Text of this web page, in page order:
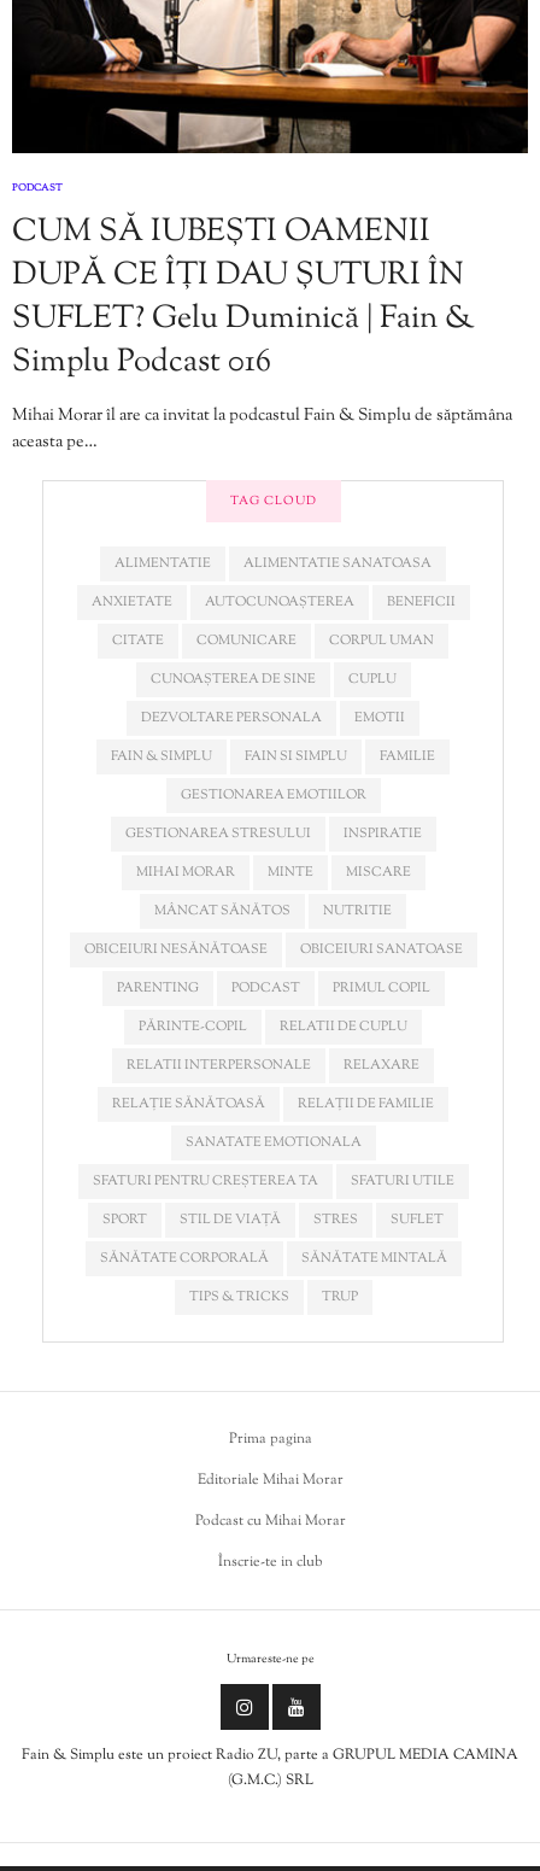
PODCAST
CUM SĂ IUBEȘTI OAMENII
DUPĂ CE ÎȚI DAU ȘUTURI ÎN
SUFLET? Gelu Duminică | Fain &
Simplu Podcast 016
Mihai Morar îl are ca invitat la podcastul Fain & Simplu de săptămâna
aceasta pe…
TAG CLOUD
ALIMENTATIE
ALIMENTATIE SANATOASA
ANXIETATE
AUTOCUNOAȘTEREA
BENEFICII
CITATE
COMUNICARE
CORPUL UMAN
CUNOAȘTEREA DE SINE
CUPLU
DEZVOLTARE PERSONALA
EMOTII
FAIN & SIMPLU
FAIN SI SIMPLU
FAMILIE
GESTIONAREA EMOTIILOR
GESTIONAREA STRESULUI
INSPIRATIE
MIHAI MORAR
MINTE
MISCARE
MÂNCAT SĂNĂTOS
NUTRITIE
OBICEIURI NESĂNĂTOASE
OBICEIURI SANATOASE
PARENTING
PODCAST
PRIMUL COPIL
PĂRINTE-COPIL
RELATII DE CUPLU
RELATII INTERPERSONALE
RELAXARE
RELAȚIE SĂNĂTOASĂ
RELAȚII DE FAMILIE
SANATATE EMOTIONALA
SFATURI PENTRU CREȘTEREA TA
SFATURI UTILE
SPORT
STIL DE VIAȚĂ STRES
SUFLET
SĂNĂTATE CORPORALĂ
SĂNĂTATE MINTALĂ
TIPS & TRICKS
TRUP
Prima pagina
Editoriale Mihai Morar
Podcast cu Mihai Morar
Înscrie-te in club
Urmareste-ne pe
Fain & Simplu este un proiect Radio ZU, parte a GRUPUL MEDIA CAMINA
(G.M.C.) SRL